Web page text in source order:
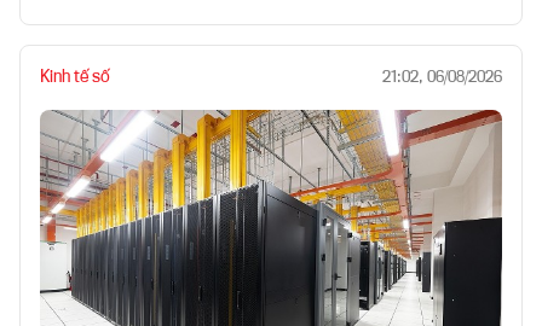
Kinh tế số 21:02, 06/08/2026